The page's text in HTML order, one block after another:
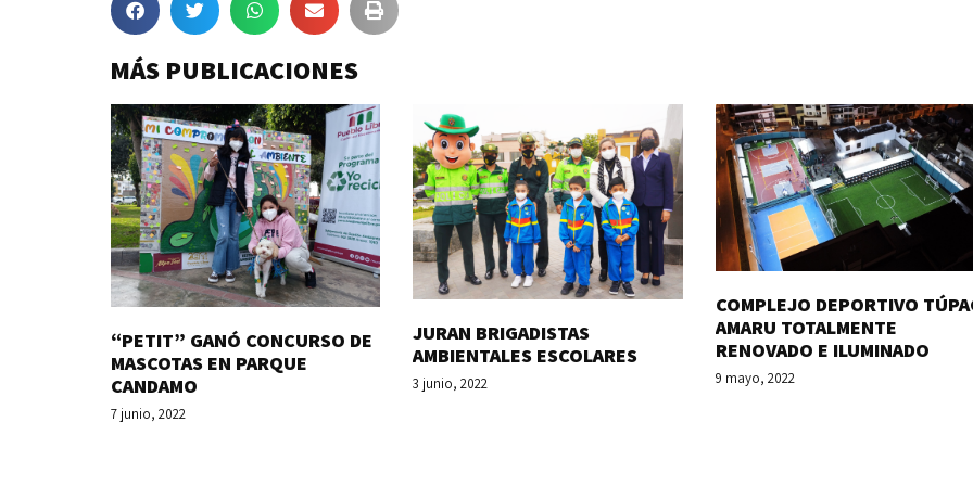
MÁS PUBLICACIONES
“PETIT” GANÓ CONCURSO DE
MASCOTAS EN PARQUE
CANDAMO
7 junio, 2022
JURAN BRIGADISTAS
AMBIENTALES ESCOLARES
3 junio, 2022
COMPLEJO DEPORTIVO
AMARU TOTALMENTE
RENOVADO E ILUMINADO
9 mayo, 2022